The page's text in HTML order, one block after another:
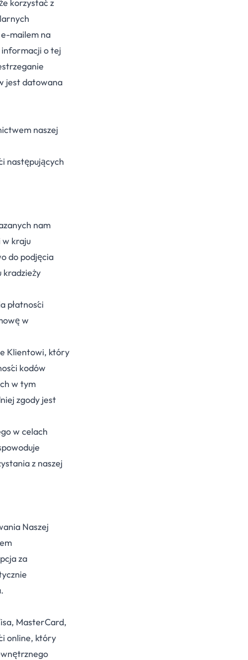
korzystać z
mailem na
informacji o tej
jest datowana
naszej
następujących
nam
w kraju
do podjęcia
kradzieży
płatności
w
Klientowi, który
kodów
w tym
zgody jest
w celach
z naszej
Naszej
za
MasterCard,
online, który